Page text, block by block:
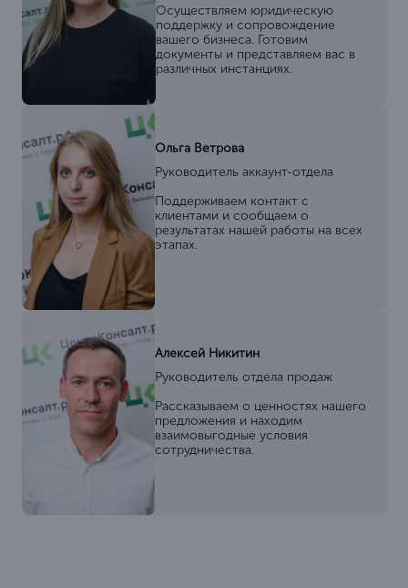
Осуществляем юридическую
поддержку и сопровождение
вашего бизнеса. Готовим
документы и представляем вас в
различных инстанциях.
Ольга Ветрова
Руководитель аккаунт-отдела
Поддерживаем контакт с
клиентами и сообщаем о
результатах нашей работы на всех
этапах.
Алексей Никитин
Руководитель отдела продаж
Рассказываем о ценностях нашего
предложения и находим
взаимовыгодные условия
сотрудничества.